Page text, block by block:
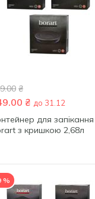
₴
₴ до 31.12
для запікання
з кришкою 2,68л
%